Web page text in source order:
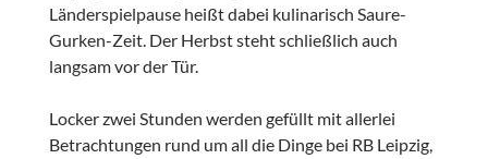
Länderspielpause heißt dabei kulinarisch Saure-
Gurken-Zeit. Der Herbst steht schließlich auch
langsam vor der Tür.
Locker zwei Stunden werden gefüllt mit allerlei
Betrachtungen rund um all die Dinge bei RB Leipzig,